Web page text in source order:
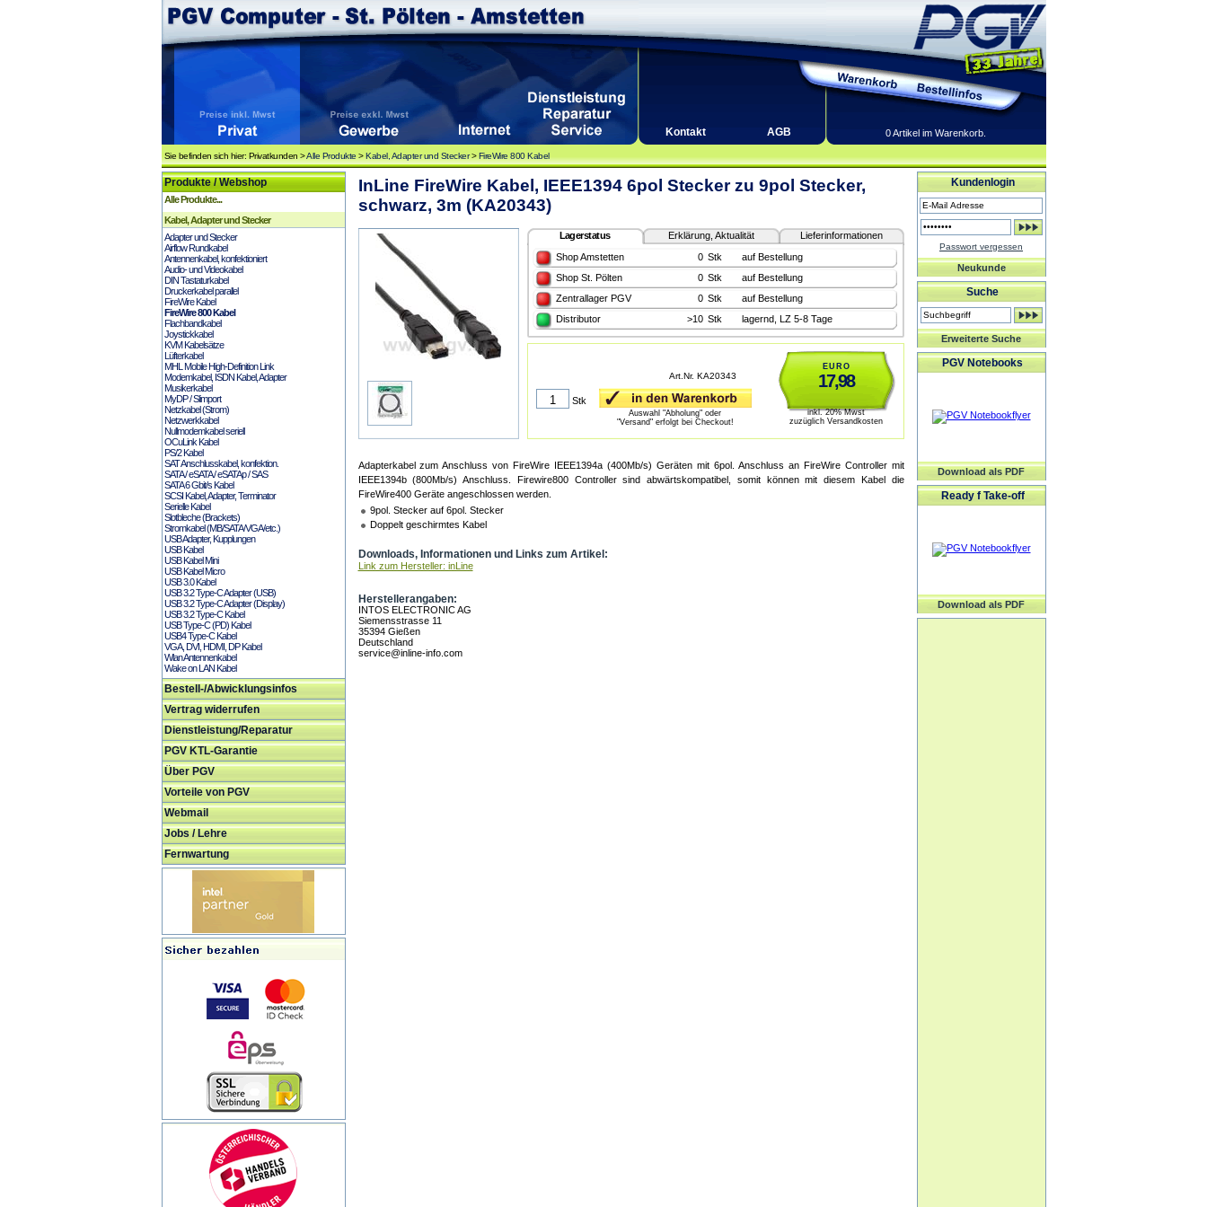
Kontakt AGB 0 Artikel im Warenkorb.
Sie befinden sich hier: Privatkunden >Alle Produkte >Kabel, Adapter und Stecker>FireWire 800 Kabel
Produkte / Webshop
Alle Produkte...
Kabel, Adapter und Stecker
Adapter und Stecker
Airflow Rundkabel
Antennenkabel, konfektioniert
Audio- und Videokabel
DIN Tastaturkabel
Druckerkabel parallel
FireWire Kabel
FireWire 800 Kabel
Flachbandkabel
Joystickkabel
KVM Kabelsätze
Lüfterkabel
MHL Mobile High-Definition Link
Modemkabel, ISDN Kabel, Adapter
Musikerkabel
MyDP / Slimport
Netzkabel (Strom)
Netzwerkkabel
Nullmodemkabel seriell
OCuLink Kabel
PS/2 Kabel
SAT Anschlusskabel, konfektion.
SATA / eSATA / eSATAp / SAS
SATA 6 Gbit/s Kabel
SCSI Kabel, Adapter, Terminator
Serielle Kabel
Slotbleche (Brackets)
Stromkabel (MB/SATA/VGA/etc.)
USB Adapter, Kupplungen
USB Kabel
USB Kabel Mini
USB Kabel Micro
USB 3.0 Kabel
USB 3.2 Type-C Adapter (USB)
USB 3.2 Type-C Adapter (Display)
USB 3.2 Type-C Kabel
USB Type-C (PD) Kabel
USB4 Type-C Kabel
VGA, DVI, HDMI, DP Kabel
Wlan Antennenkabel
Wake on LAN Kabel
Bestell-/Abwicklungsinfos
Vertrag widerrufen
Dienstleistung/Reparatur
PGV KTL-Garantie
Über PGV
Vorteile von PGV
Webmail
Jobs / Lehre
Fernwartung
InLine FireWire Kabel, IEEE1394 6pol Stecker zu 9pol Stecker,
schwarz, 3m (KA20343)
Lagerstatus Erklärung, Aktualität
Lieferinformationen
Shop Amstetten
0 Stk
auf Bestellung
Shop St. Pölten
0 Stk
auf Bestellung
Zentrallager PGV
0 Stk
auf Bestellung
Distributor
>10 Stk lagernd, LZ 5-8 Tage
EURO
17,98
inkl. 20% Mwst
zuzüglich Versandkosten
Art.Nr. KA20343
Stk
Auswahl "Abholung" oder
"Versand" erfolgt bei Checkout!
Adapterkabel zum Anschluss von FireWire IEEE1394a (400Mb/s) Geräten mit 6pol. Anschluss an FireWire Controller mit
IEEE1394b (800Mb/s) Anschluss. Firewire800 Controller sind abwärtskompatibel, somit können mit diesem Kabel die
FireWire400 Geräte angeschlossen werden.
9pol. Stecker auf 6pol. Stecker
Doppelt geschirmtes Kabel
Downloads, Informationen und Links zum Artikel:
Link zum Hersteller: inLine
Herstellerangaben:
INTOS ELECTRONIC AG
Siemensstrasse 11
35394 Gießen
Deutschland
service@inline-info.com
Kundenlogin
Passwort vergessen
Neukunde
Suche
Erweiterte Suche
PGV Notebooks
Download als PDF
Ready f Take-off
Download als PDF